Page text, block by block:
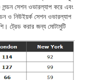
সেশন ওভারল্যাপ করে এবং
ও নিউইয়র্ক সেশন ওভারল্যাপ
ট্রেড করার জন্য মোটামুটি